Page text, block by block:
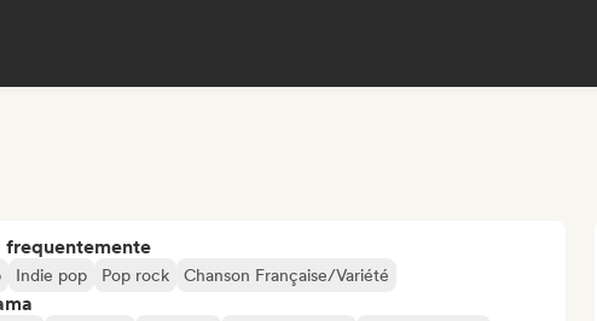
frequentemente
Indie pop Pop rock Chanson Française/Variété